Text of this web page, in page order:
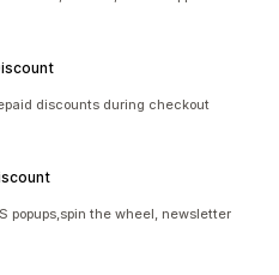
discounts during checkout
popups,spin the wheel, newsletter